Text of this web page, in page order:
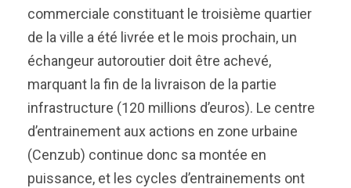
commerciale constituant le troisième quartier
de la ville a été livrée et le mois prochain, un
échangeur autoroutier doit être achevé,
marquant la fin de la livraison de la partie
infrastructure (120 millions d’euros). Le centre
d’entrainement aux actions en zone urbaine
(Cenzub) continue donc sa montée en
puissance, et les cycles d’entrainements ont